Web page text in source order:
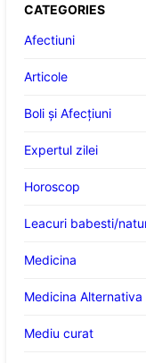
CATEGORIES
Afectiuni
Articole
Boli și Afecțiuni
Expertul zilei
Horoscop
Leacuri babesti/
Medicina
Medicina Alternativa
Mediu curat